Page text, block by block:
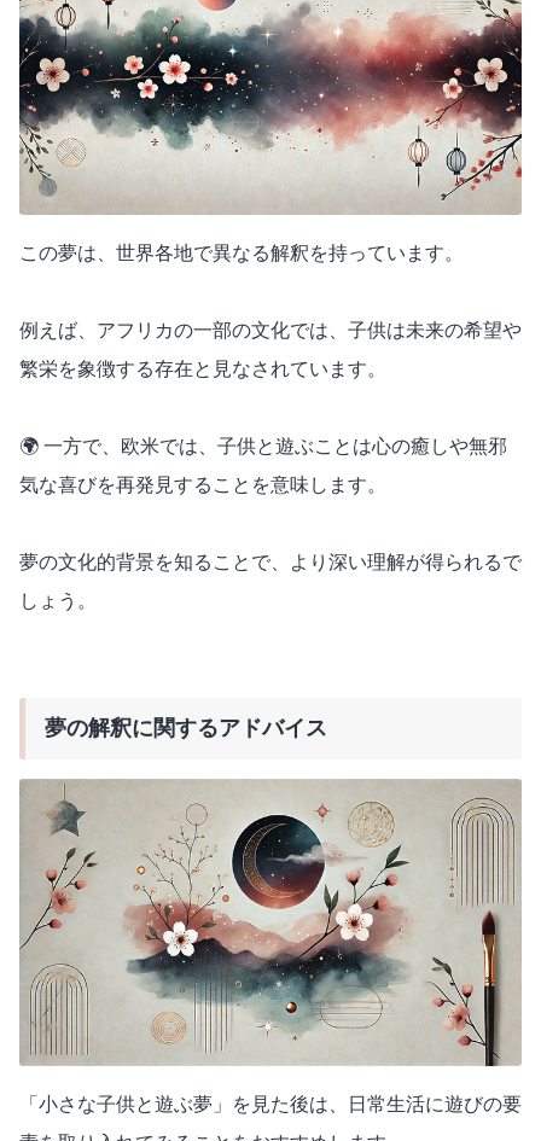
この夢は、世界各地で異なる解釈を持っています。
例えば、アフリカの一部の文化では、子供は未来の希望や
繁栄を象徴する存在と見なされています。
🌍 一方で、欧米では、子供と遊ぶことは心の癒しや無邪
気な喜びを再発見することを意味します。
夢の文化的背景を知ることで、より深い理解が得られるで
しょう。
夢の解釈に関するアドバイス
「小さな子供と遊ぶ夢」を見た後は、日常生活に遊びの要